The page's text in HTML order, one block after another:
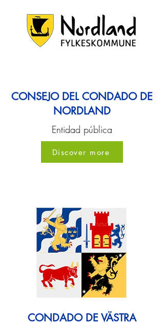
CONSEJO DEL CONDADO DE
NORDLAND
Entidad pública
Discover more
CONDADO DE VÄSTRA